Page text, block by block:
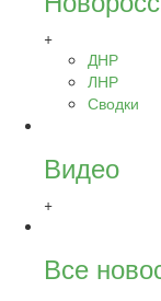
+
ДНР
ЛНР
Сводки
Видео
+
Все